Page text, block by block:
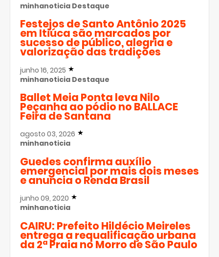
minhanoticia Destaque
Festejos de Santo Antônio 2025
em Itiúca são marcados por
sucesso de público, alegria e
valorização das tradições
junho 16, 2025
minhanoticia Destaque
Ballet Meia Ponta leva Nilo
Peçanha ao pódio no BALLACE
Feira de Santana
agosto 03, 2026
minhanoticia
Guedes confirma auxílio
emergencial por mais dois meses
e anuncia o Renda Brasil
junho 09, 2020
minhanoticia
CAIRU: Prefeito Hildécio Meireles
entrega a requalificação urbana
da 2ª Praia no Morro de São Paulo